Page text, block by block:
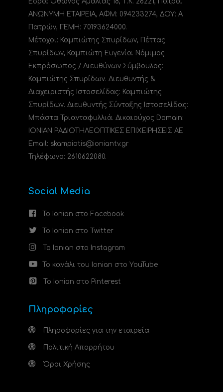
ΑΝΩΝΥΜΗ ΕΤΑΙΡΕΙΑ, ΑΦΜ: 094233274, ΔΟΥ: A
Πατρών, ΓΕΜΗ: 70193624000.
Μέτοχοι: Καμπιώτης Σπυρίδων, Πέττας
Σπυρίδων, Καμπιώτη Ευγενία. Νόμιμος
Εκπρόσωπος / Διευθύνων Σύμβουλος:
Καμπιώτης Σπυρίδων. Διευθυντής &
Διαχειριστής Ιστοσελίδας: Καμπιώτης
Σπυρίδων. Διευθυντής Σύνταξης Ιστοσελίδας:
Μπάστα Τριανταφυλλιά. Δικαιούχος Domain:
ΙΟΝΙΑΝ ΡΑΔΙΟΤΗΛΕΟΠΤΙΚΕΣ ΕΠΙΧΕΙΡΗΣΕΙΣ ΑΕ
Email: skampiotis@ioniantv.gr
Τηλέφωνο: 2610622080.
Social Media
Το Ionian στο Facebook
Το Ionian στο Twitter
Το Ionian στο Instagram
Το κανάλι του Ionian στο YouTube
Το Ionian στο Pinterest
Πληροφορίες
Πληροφορίες για την εταιρεία
Πολιτική Απορρήτου
Όροι Χρήσης